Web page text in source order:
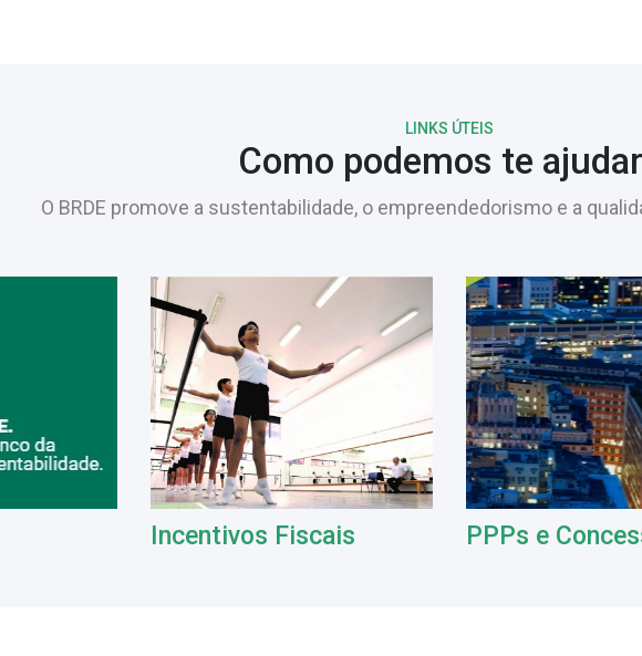
LINKS ÚTEIS
Como podemos te
O BRDE promove a sustentabilidade, o empreendedorismo e a
Incentivos Fiscais PPPs e